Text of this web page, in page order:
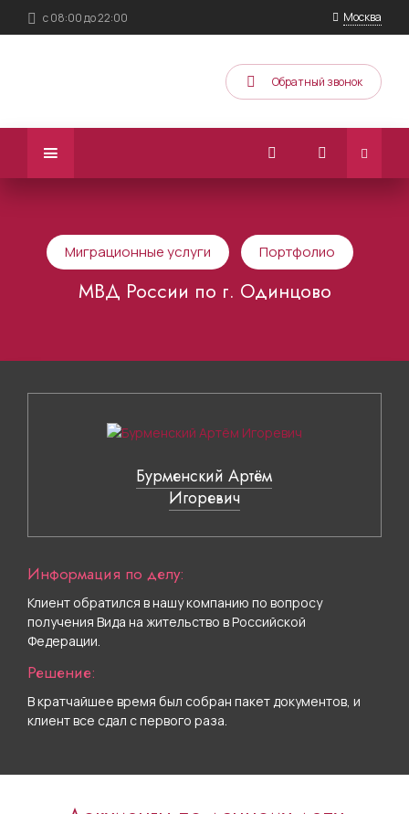
с 08:00 до 22:00 Москва
Обратный звонок
Миграционные услуги Портфолио
МВД России по г. Одинцово
Бурменский Артём
Игоревич
Информация по делу:
Клиент обратился в нашу компанию по вопросу
получения Вида на жительство в Российской
Федерации.
Решение:
В кратчайшее время был собран пакет документов, и
клиент все сдал с первого раза.